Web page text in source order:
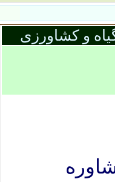
و کشاورزی